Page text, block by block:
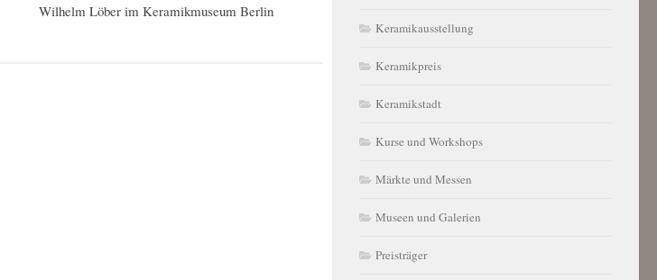
Wilhelm Löber im Keramikmuseum Berlin
Keramikausstellung
Keramikpreis
Keramikstadt
Kurse und Workshops
Märkte und Messen
Museen und Galerien
Preisträger